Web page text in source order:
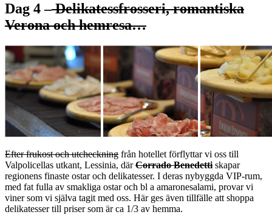
Dag 4 – Delikatessfrosseri, romantiska
Verona och hemresa…
Efter frukost och utcheckning från hotellet förflyttar vi oss till
Valpolicellas utkant, Lessinia, där Corrado Benedetti skapar
regionens finaste ostar och delikatesser. I deras nybyggda VIP-rum,
med fat fulla av smakliga ostar och bl a amaronesalami, provar vi
viner som vi själva tagit med oss. Här ges även tillfälle att shoppa
delikatesser till priser som är ca 1/3 av hemma.